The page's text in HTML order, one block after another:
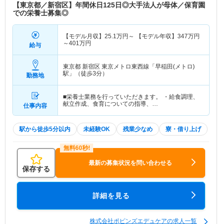
【東京都／新宿区】年間休日125日◎大手法人が母体／保育園
での栄養士募集◎
給与
【モデル月収】 25.1万円～ 【モデル年収】 347万円
～401万円
勤務地
東京都 新宿区 東京メトロ東西線「早稲田(メトロ)
駅」（徒歩3分）
仕事内容
■栄養士業務を行っていただきます。 ・給食調理、
献立作成、食育についての指導、…
駅から徒歩5分以内 未経験OK 残業少なめ 寮・借り上げ
保存する
最新の募集状況を問い合わせる
詳細を見る
株式会社ポピンズエデュケアの求人一覧